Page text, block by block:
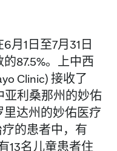
月1日至7月31日
87.5%。上中西
Clinic) 接收了
亚利桑那州的妙佑
里达州的妙佑医疗
疗的患者中，有
13名儿童患者住